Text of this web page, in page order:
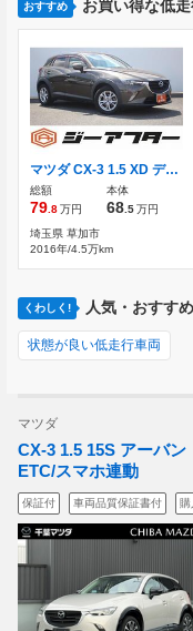
おすすめ お買い得な低
マツダ CX-3 1.5 XD ディーゼルターボ 禁煙車 純正ナビ フルセグTV
総額
79.8万円
本体
68.5万円
埼玉県 草加市
2016年/4.5万km
くわしく! 人気・おすす
状態が良い低走行車両
マツダ
CX-3 1.5 15S アーバ
ETC/スマホ連動
保証付 車両品質保証書付 購